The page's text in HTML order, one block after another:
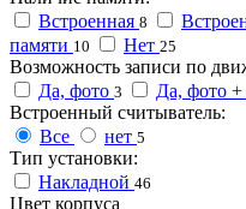
Встроенная 8
памяти 10 Нет 25
Возможность записи по
Да, фото 3 Да, фото +
Встроенный считыватель:
Все
нет 5
Тип установки:
Накладной 46
Цвет корпуса